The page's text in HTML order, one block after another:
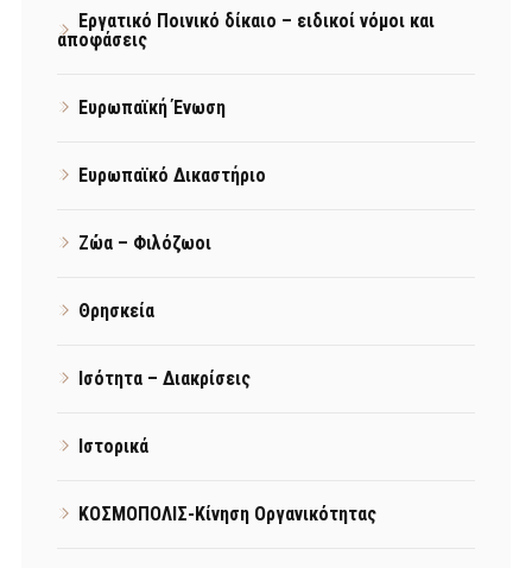
Εργατικό Ποινικό δίκαιο – ειδικοί νόμοι και
αποφάσεις
Ευρωπαϊκή Ένωση
Ευρωπαϊκό Δικαστήριο
Ζώα – Φιλόζωοι
Θρησκεία
Ισότητα – Διακρίσεις
Ιστορικά
ΚΟΣΜΟΠΟΛΙΣ-Κίνηση Οργανικότητας